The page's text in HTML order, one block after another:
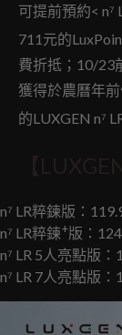
可提前預約< n⁷
711元的
費折抵；10/23
獲得於農曆年
的LUXGEN n⁷
n⁷ LR粹鍊版：
n⁷ LR粹鍊+版：
n⁷ LR 5人亮點版：
n⁷ LR 7人亮點版：